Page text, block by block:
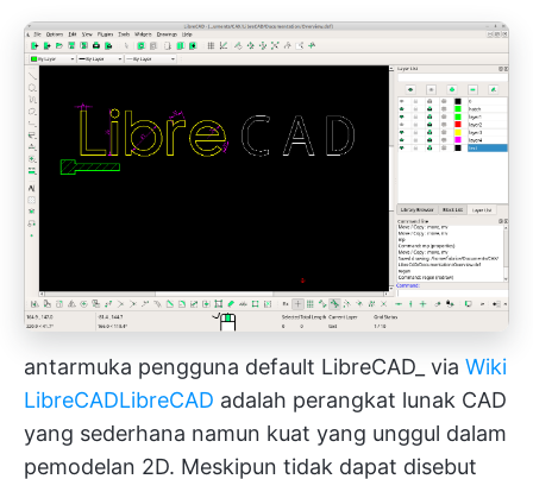
antarmuka pengguna default LibreCAD_ via Wiki
LibreCADLibreCAD adalah perangkat lunak CAD
yang sederhana namun kuat yang unggul dalam
pemodelan 2D. Meskipun tidak dapat disebut